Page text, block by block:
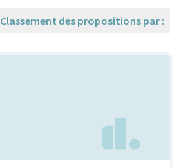
Classement des propositions par :